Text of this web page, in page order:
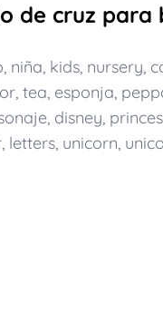
de cruz para
, niña, kids, nursery,
, tea, esponja,
, disney,
, letters, unicorn,